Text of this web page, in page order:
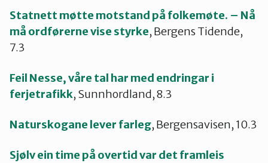
Statnett møtte motstand på folkemøte. – Nå
må ordførerne vise styrke, Bergens Tidende,
7.3
Feil Nesse, våre tal har med endringar i
ferjetrafikk, Sunnhordland, 8.3
Naturskogane lever farleg, Bergensavisen, 10.3
Sjølv ein time på overtid var det framleis